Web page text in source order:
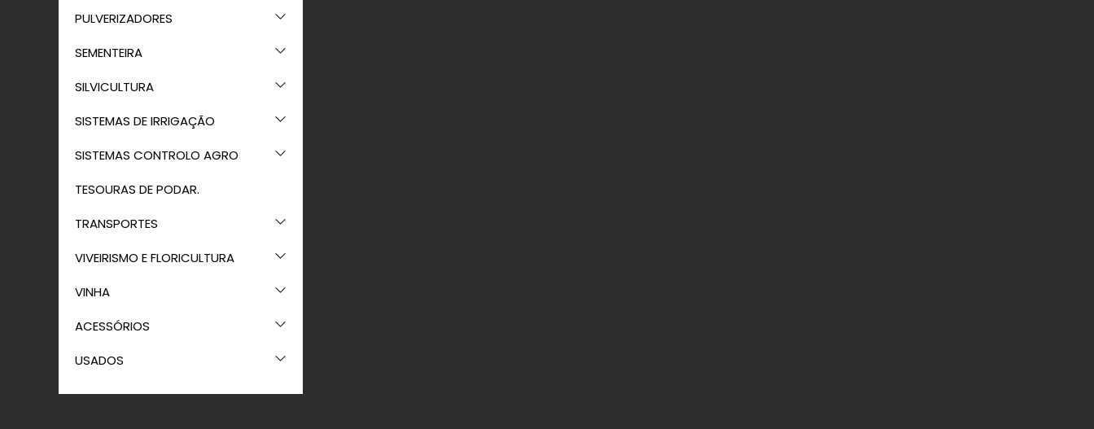
PULVERIZADORES
SEMENTEIRA
SILVICULTURA
SISTEMAS DE IRRIGAÇÃO
SISTEMAS CONTROLO AGRO
TESOURAS DE PODAR.
TRANSPORTES
VIVEIRISMO E FLORICULTURA
VINHA
ACESSÓRIOS
USADOS